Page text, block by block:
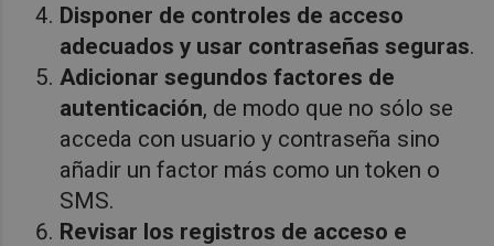
Disponer de controles de acceso
adecuados y usar contraseñas seguras.
Adicionar segundos factores de
autenticación, de modo que no sólo se
acceda con usuario y contraseña sino
añadir un factor más como un token o
SMS.
Revisar los registros de acceso e